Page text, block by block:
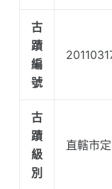
古
蹟
編
號
古
蹟
級
別
直轄市